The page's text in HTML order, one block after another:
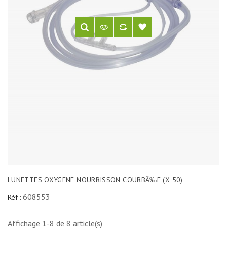
LUNETTES OXYGENE NOURRISSON COURBÃ‰E (X 50)
Réf : 608553
Affichage 1-8 de 8 article(s)